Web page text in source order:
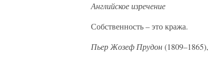
Английское изречение
Собственность – это кража.
Пьер Жозеф Прудон(1809–1865),